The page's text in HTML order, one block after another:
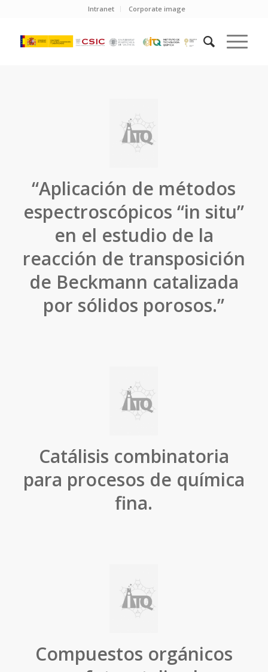
Intranet Corporate image
“Aplicación de métodos
espectroscópicos “in situ”
en el estudio de la
reacción de transposición
de Beckmann catalizada
por sólidos porosos.”
Catálisis combinatoria
para procesos de química
fina.
Compuestos orgánicos